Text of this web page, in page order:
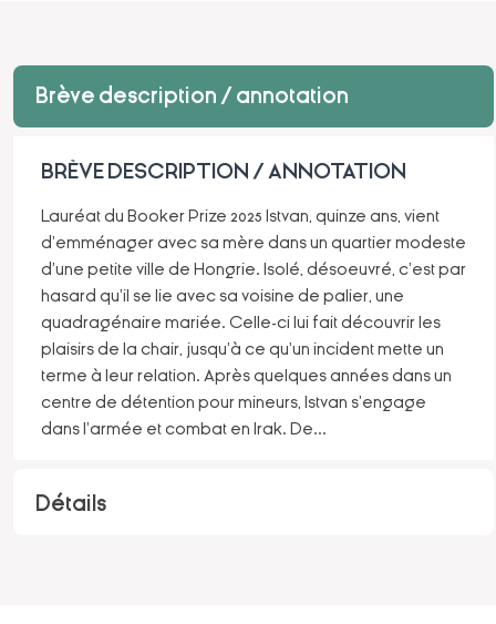
Brève description / annotation
BRÈVE DESCRIPTION / ANNOTATION
Lauréat du Booker Prize 2025 Istvan, quinze ans, vient
d'emménager avec sa mère dans un quartier modeste
d'une petite ville de Hongrie. Isolé, désoeuvré, c'est par
hasard qu'il se lie avec sa voisine de palier, une
quadragénaire mariée. Celle-ci lui fait découvrir les
plaisirs de la chair, jusqu'à ce qu'un incident mette un
terme à leur relation. Après quelques années dans un
centre de détention pour mineurs, Istvan s'engage
dans l'armée et combat en Irak. De...
Détails